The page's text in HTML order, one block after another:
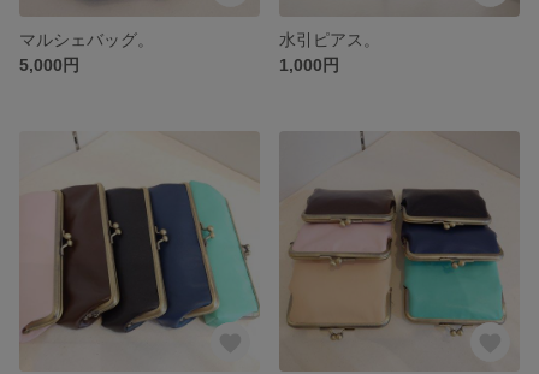
マルシェバッグ。
5,000円
水引ピアス。
1,000円